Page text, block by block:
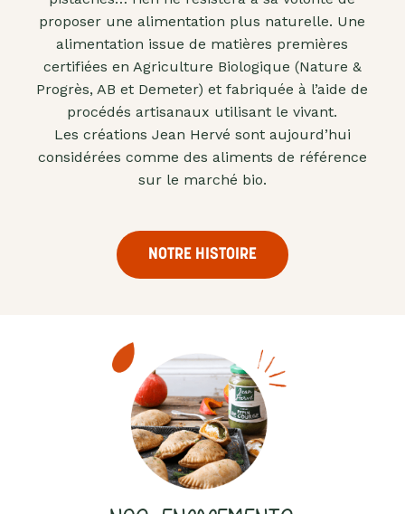
proposer une alimentation plus naturelle. Une
alimentation issue de matières premières
certifiées en Agriculture Biologique (Nature &
Progrès, AB et Demeter) et fabriquée à l’aide de
procédés artisanaux utilisant le vivant.
Les créations Jean Hervé sont aujourd’hui
considérées comme des aliments de référence
sur le marché bio.
NOTRE HISTOIRE